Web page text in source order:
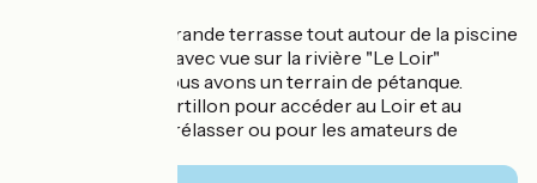
Nous avons une grande terrasse tout autour de la piscine
avec des transats avec vue sur la rivière "Le Loir"
En contre-bas, nous avons un terrain de pétanque.
Nous avons un portillon pour accéder au Loir et au
ponton pour se prélasser ou pour les amateurs de